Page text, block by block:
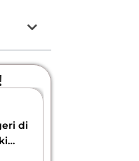
di